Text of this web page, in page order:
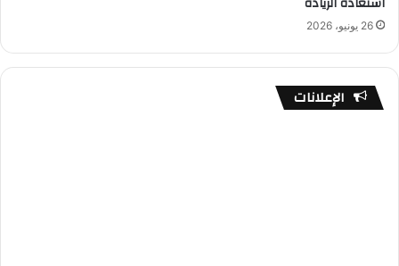
26 يونيو، 2026
الإعلانات